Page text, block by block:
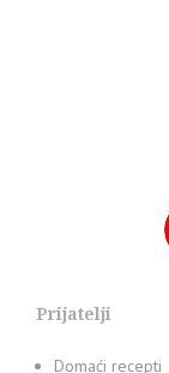
Prijatelji
Domaći recepti